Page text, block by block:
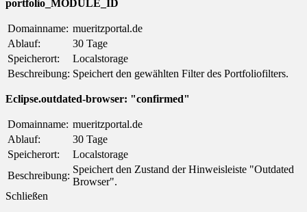
portfolio_MODULE_ID
Domainname: mueritzportal.de
Ablauf:
30 Tage
Speicherort:
Localstorage
Beschreibung: Speichert den gewählten Filter des Portfoliofilters.
Eclipse.outdated-browser: "confirmed"
Domainname: mueritzportal.de
Ablauf:
30 Tage
Speicherort:
Localstorage
Beschreibung:
Speichert den Zustand der Hinweisleiste "Outdated
Browser".
Schließen